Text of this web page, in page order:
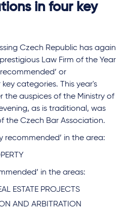
in four key
Czech Republic has again
Law Firm of the Year
or
key categories. This year's
the auspices of the Ministry of
as is traditional, was
the Czech Bar Association.
recommended’ in the area:
in the areas:
ESTATE PROJECTS
AND ARBITRATION